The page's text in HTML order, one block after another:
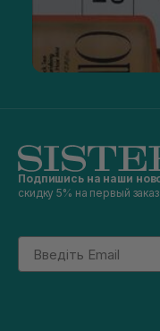
Подпишись на наши
скидку 5% на первый заказ
Email